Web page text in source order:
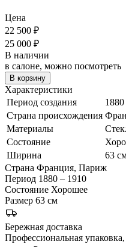
Цена
22 500 ₽
25 000 ₽
В наличии
в салоне, можно посмотреть
В корзину
Характеристики
Период создания
Страна происхождения
Материалы
Состояние
Ширина
63
Страна Франция, Париж
Период 1880 – 1910
Состояние Хорошее
Размер 63 см
Бережная доставка
Профессиональная